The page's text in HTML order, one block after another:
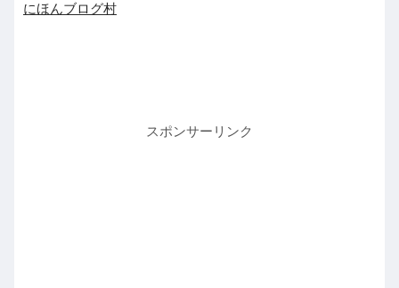
にほんブログ村
スポンサーリンク